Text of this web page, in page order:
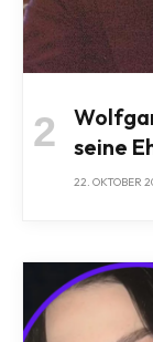
seine
22. OKTOBER